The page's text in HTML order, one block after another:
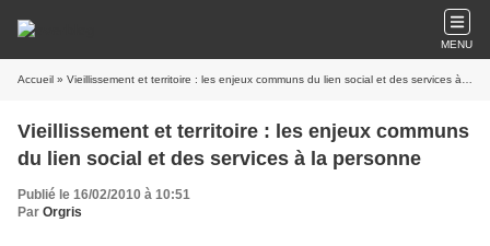
MENU
Accueil » Vieillissement et territoire : les enjeux communs du lien social et des services à la personne
Vieillissement et territoire : les enjeux communs
du lien social et des services à la personne
Publié le 16/02/2010 à 10:51
Par Orgris